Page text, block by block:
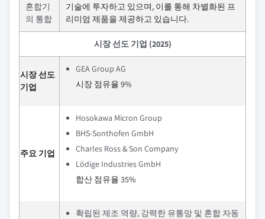
혼합기
의 통합
기술에 투자하고 있으며, 이를 통해 차별화된 프
리미엄 제품을 제공하고 있습니다.
시장 선도 기업 (2025)
시장 선도
기업
GEA Group AG
시장 점유율 9%
주요 기업
Hosokawa Micron Group
BHS-Sonthofen GmbH
Charles Ross & Son Company
Lödige Industries GmbH
합산 점유율 35%
확립된 제조 역량, 강력한 유통망 및 혼합 자동